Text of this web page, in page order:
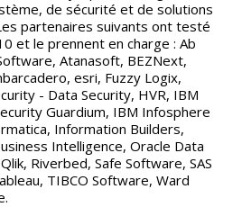
de sécurité et de solutions
partenaires suivants ont testé
et le prennent en charge : Ab
Atanasoft, BEZNext,
esri, Fuzzy Logix,
- Data Security, HVR, IBM
Guardium, IBM Infosphere
Information Builders,
Intelligence, Oracle Data
Riverbed, Safe Software, SAS
TIBCO Software, Ward